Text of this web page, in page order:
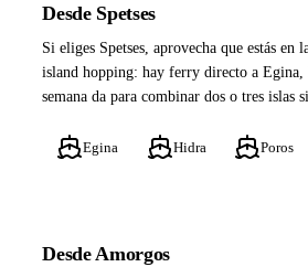
Desde Spetses
Si eliges Spetses, aprovecha que estás en
island hopping: hay ferry directo a
semana da para combinar dos o tres islas
Egina Hidra Poros
Desde Amorgos